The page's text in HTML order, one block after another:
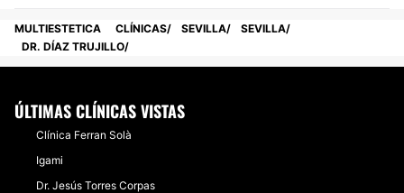
MULTIESTETICA CLÍNICAS SEVILLA
SEVILLA
DR. DÍAZ TRUJILLO
ÚLTIMAS CLÍNICAS VISTAS
Clínica Ferran Solà
Igami
Dr. Jesús Torres Corpas